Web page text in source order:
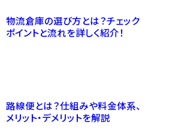
物流倉庫の選び方とは？チェック
ポイントと流れを詳しく紹介！
路線便とは？仕組みや料金体系、
メリット・デメリットを解説